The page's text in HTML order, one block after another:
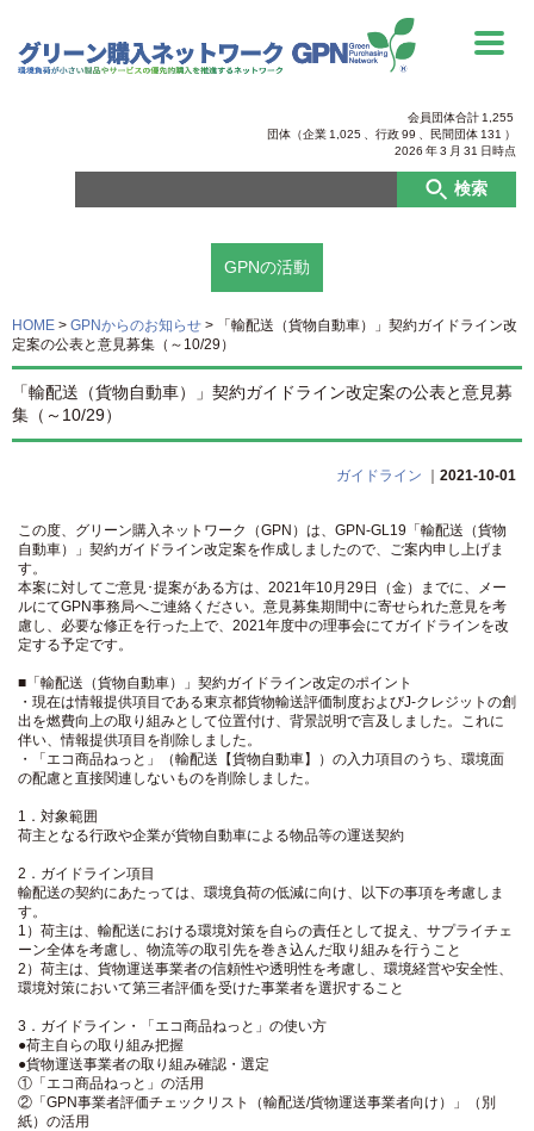
会員団体合計 1,255
団体（企業 1,025 、行政99 民間団体 131 ）
2026 年3 月 31 日時点
検索
GPNの活動
HOME > GPNからのお知らせ >
「輸配送（貨物自動車）」契約ガイドライン改
定案の公表と意見募集（～10/29）
「輸配送（貨物自動車）」契約ガイドライン改定案の公表と意見募
集（～10/29）
ガイドライン ｜ 2021-10-01
この度、グリーン購入ネットワーク（GPN）は、GPN-GL19「輸配送（貨物
自動車）」契約ガイドライン改定案を作成しましたので、ご案内申し上げま
す。
本案に対してご意見･提案がある方は、2021年10月29日（金）までに、メー
ルにてGPN事務局へご連絡ください。意見募集期間中に寄せられた意見を考
慮し、必要な修正を行った上で、2021年度中の理事会にてガイドラインを改
定する予定です。
■「輸配送（貨物自動車）」契約ガイドライン改定のポイント
・現在は情報提供項目である東京都貨物輸送評価制度およびJ-クレジットの創
出を燃費向上の取り組みとして位置付け、背景説明で言及しました。これに
伴い、情報提供項目を削除しました。
・「エコ商品ねっと」（輸配送【貨物自動車】）の入力項目のうち、環境面
の配慮と直接関連しないものを削除しました。
1．対象範囲
荷主となる行政や企業が貨物自動車による物品等の運送契約
2．ガイドライン項目
輸配送の契約にあたっては、環境負荷の低減に向け、以下の事項を考慮しま
す。
1）荷主は、輸配送における環境対策を自らの責任として捉え、サプライチェ
ーン全体を考慮し、物流等の取引先を巻き込んだ取り組みを行うこと
2）荷主は、貨物運送事業者の信頼性や透明性を考慮し、環境経営や安全性、
環境対策において第三者評価を受けた事業者を選択すること
3．ガイドライン・「エコ商品ねっと」の使い方
●荷主自らの取り組み把握
●貨物運送事業者の取り組み確認・選定
①「エコ商品ねっと」の活用
②「GPN事業者評価チェックリスト（輸配送/貨物運送事業者向け）」（別
紙）の活用